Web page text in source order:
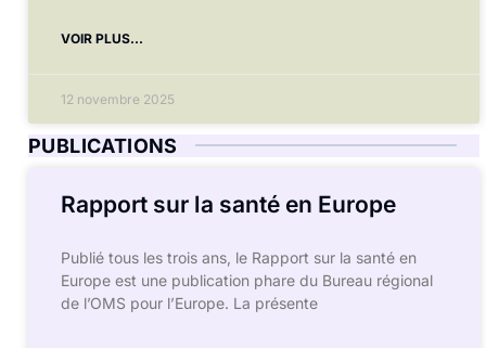
VOIR PLUS...
12 novembre 2025
PUBLICATIONS
Rapport sur la santé en Europe
Publié tous les trois ans, le Rapport sur la santé en
Europe est une publication phare du Bureau régional
de l’OMS pour l’Europe. La présente